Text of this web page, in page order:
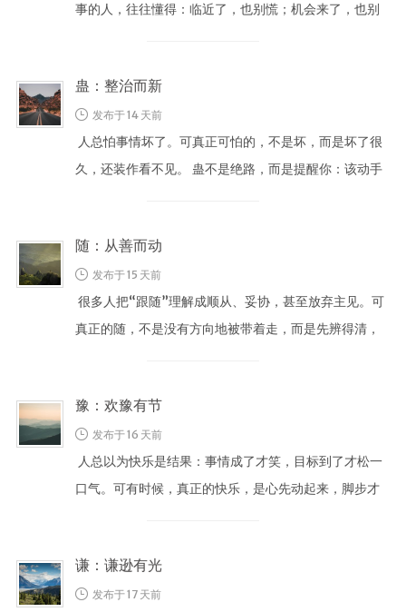
事的人，往往懂得：临近了，也别慌；机会来了，也别
蛊：整治而新
发布于 14 天前
人总怕事情坏了。可真正可怕的，不是坏，而是坏了很
久，还装作看不见。 蛊不是绝路，而是提醒你：该动手
随：从善而动
发布于 15 天前
很多人把“跟随”理解成顺从、妥协，甚至放弃主见。可
真正的随，不是没有方向地被带着走，而是先辨得清，
豫：欢豫有节
发布于 16 天前
人总以为快乐是结果：事情成了才笑，目标到了才松一
口气。可有时候，真正的快乐，是心先动起来，脚步才
谦：谦逊有光
发布于 17 天前